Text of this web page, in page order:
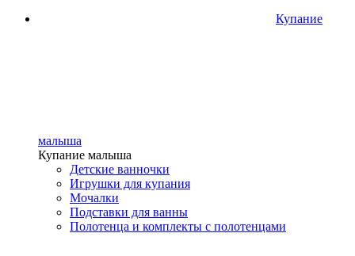
Купание
малыша
Купание малыша
Детские ванночки
Игрушки для купания
Мочалки
Подставки для ванны
Полотенца и комплекты с полотенцами